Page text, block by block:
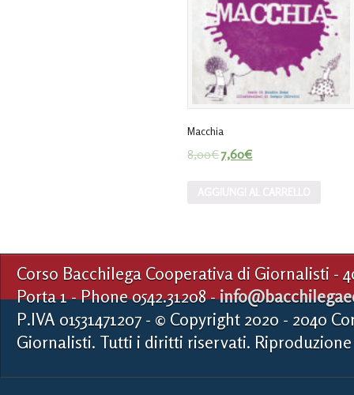
Macchia
8,00€7,60€
Corso Bacchilega Cooperativa di Giornalisti -
Porta 1 - Phone 0542.31208 -
P.IVA 01531471207 - © Copyright 2020 - 2040
Giornalisti. Tutti i diritti riservati.